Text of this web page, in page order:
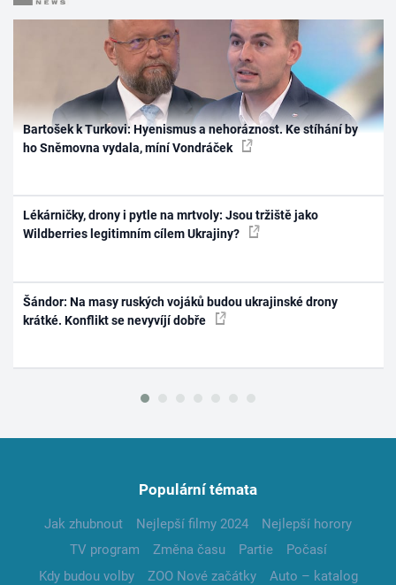
Bartošek k Turkovi: Hyenismus a nehoráznost. Ke stíhání by
ho Sněmovna vydala, míní Vondráček
Lékárničky, drony i pytle na mrtvoly: Jsou tržiště jako
Wildberries legitimním cílem Ukrajiny?
Šándor: Na masy ruských vojáků budou ukrajinské drony
krátké. Konflikt se nevyvíjí dobře
Populární témata
Jak zhubnout Nejlepší filmy 2024
Nejlepší horory
TV program
Změna času Partie
Počasí
Kdy budou volby
ZOO Nové začátky
Auto – katalog